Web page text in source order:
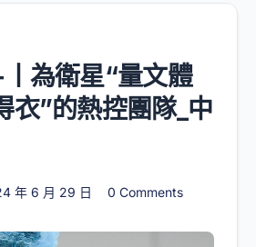
為衛星“量文體
衣”的熱控團隊_中
年 6 月 29 日 0 Comments